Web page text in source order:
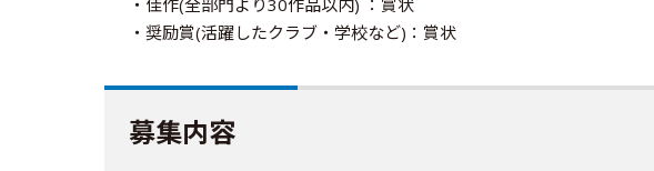
・佳作(全部門より30作品以内) ：賞状
・奨励賞(活躍したクラブ・学校など)：賞状
募集内容